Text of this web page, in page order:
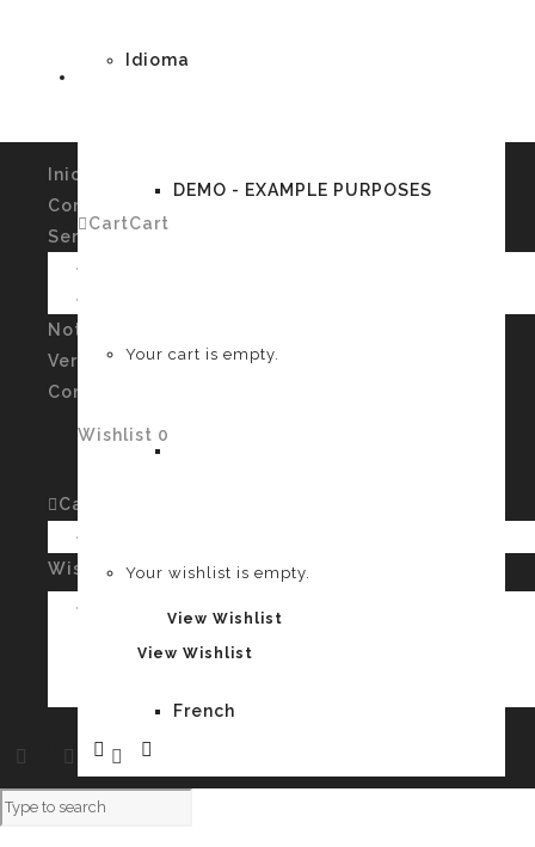
Idioma
DEMO - EXAMPLE PURPOSES
Spanish
French
CartCart
Your cart is empty.
Wishlist 0
Your wishlist is empty.
View Wishlist
Inicio
Conócenos
Servicios
Noticias
Verssiones
Contacto
Cart
Wishlist 0
View Wishlist